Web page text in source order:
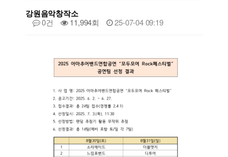
강원음악창작소
0건 11,994회 25-07-04 09:19